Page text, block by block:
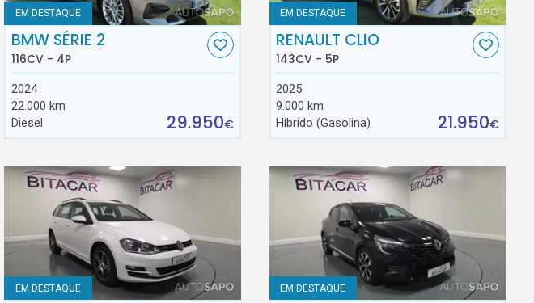
EM DESTAQUE
BMW SÉRIE 2
116CV - 4P
2024
22.000 km
Diesel
29.950€
EM DESTAQUE
RENAULT CLIO
143CV - 5P
2025
9.000 km
Híbrido (Gasolina)
21.950€
EM DESTAQUE EM DESTAQUE